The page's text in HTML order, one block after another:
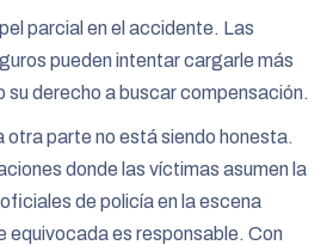
parcial en el accidente. Las
pueden intentar cargarle más
su derecho a buscar compensación.
otra parte no está siendo honesta.
donde las víctimas asumen la
de policía en la escena
equivocada es responsable. Con